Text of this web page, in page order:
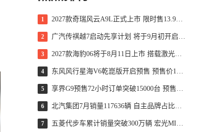
1 2027款奇瑞风云A9L正式上市 限时售13.99万起
2 广汽传祺越7启动先享计划 将于9月初开启预售
3 2027款海豹06将于8月11日上市 搭载激光雷达
4 东风风行星海V6乾崑版开启预售 预售价10.49万元起
5 享界G9预售72小时订单突破15000台 预售价43.98万起
6 北汽集团7月销量117636辆 自主品牌占比超70%
7 五菱代步车累计销量突破300万辆 宏光MINIEV售超195万辆